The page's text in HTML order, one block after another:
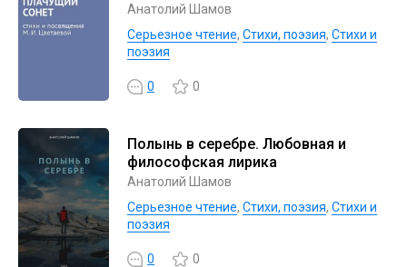
Анатолий Шамов
Серьезное чтение, Cтихи, поэзия, Стихи и
поэзия
0 0
Полынь в серебре. Любовная и
философская лирика
Анатолий Шамов
Серьезное чтение, Cтихи, поэзия, Стихи и
поэзия
0 0